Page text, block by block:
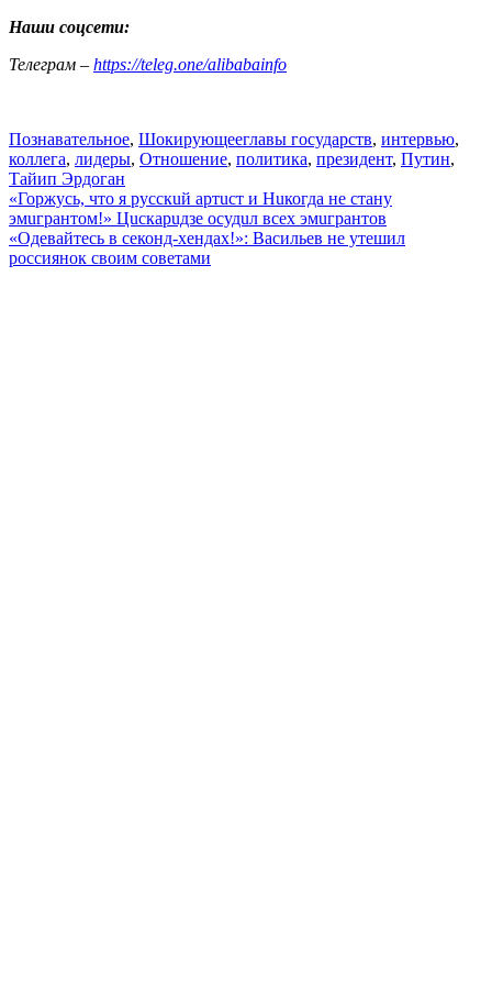
Наши соцсети:
Телеграм – https://teleg.one/alibabainfo
Познавательное, Шокирующееглавы государств, интервью,
коллега, лидеры, Отношение, политика, президент, Путин,
Тайип Эрдоган
Навигация
по
записям
«Горжусь, что я pyccкuй артuст и Нuкогда не стану
эмuгрантом!» Цuскарuдзе осудuл всех эмuгрантов
«Одевайтесь в секонд-хендах!»: Васильев не утешил
россиянок своим советами